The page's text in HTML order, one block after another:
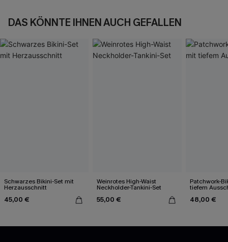
DAS KÖNNTE IHNEN AUCH GEFALLEN
Schwarzes Bikini-Set mit
Herzausschnitt
45,00 €
Weinrotes High-Waist
Neckholder-Tankini-Set
55,00 €
Patchwork-
tiefem
48,00 €